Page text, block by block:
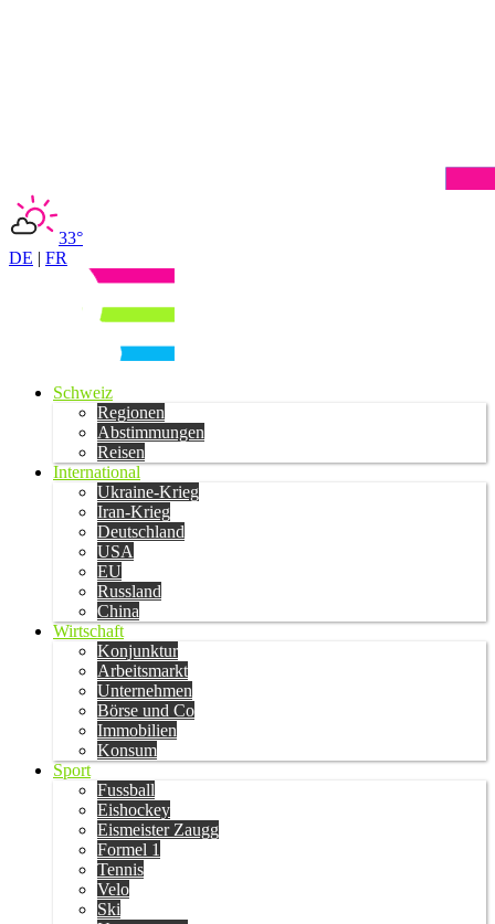
33°
DE | FR
Schweiz
Regionen
Abstimmungen
Reisen
International
Ukraine-Krieg
Iran-Krieg
Deutschland
USA
EU
Russland
China
Wirtschaft
Konjunktur
Arbeitsmarkt
Unternehmen
Börse und Co
Immobilien
Konsum
Sport
Fussball
Eishockey
Eismeister Zaugg
Formel 1
Tennis
Velo
Ski